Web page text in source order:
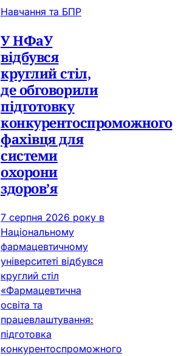
Навчання та БПР
У НФаУ
відбувся
круглий стіл,
де обговорили
підготовку
конкурентоспроможного
фахівця для
системи
охорони
здоров’я
7 серпня 2026 року в
Національному
фармацевтичному
університеті відбувся
круглий стіл
«Фармацевтична
освіта та
працевлаштування:
підготовка
конкурентоспроможного